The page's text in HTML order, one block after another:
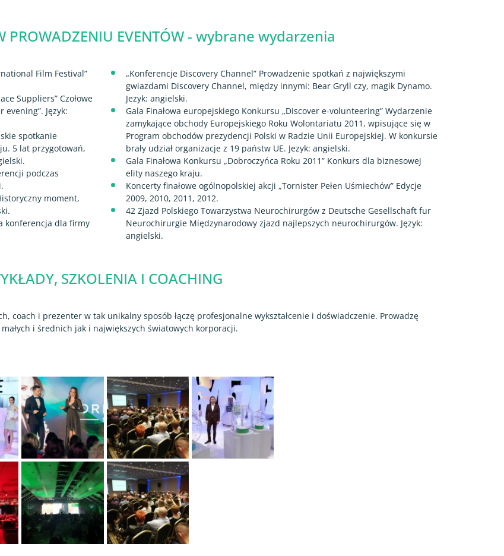
PROWADZENIU EVENTÓW - wybrane wydarzenia
Film Festival”
Suppliers” Czołowe
Język:
spotkanie
5 lat przygotowań,
podczas
moment,
konferencja dla firmy
„Konferencje Discovery Channel” Prowadzenie spotkań z największymi
gwiazdami Discovery Channel, między innymi: Bear Gryll czy, magik Dynamo.
Jezyk: angielski.
Gala Finałowa europejskiego Konkursu „Discover e-volunteering” Wydarzenie
zamykające obchody Europejskiego Roku Wolontariatu 2011, wpisujące się w
Program obchodów prezydencji Polski w Radzie Unii Europejskiej. W konkursie
brały udział organizacje z 19 państw UE. Jezyk: angielski.
Gala Finałowa Konkursu „Dobroczyńca Roku 2011” Konkurs dla biznesowej
elity naszego kraju.
Koncerty finałowe ogólnopolskiej akcji „Tornister Pełen Uśmiechów” Edycje
2009, 2010, 2011, 2012.
42 Zjazd Polskiego Towarzystwa Neurochirurgów z Deutsche Gesellschaft fur
Neurochirurgie Międzynarodowy zjazd najlepszych neurochirurgów. Język:
angielski.
SZKOLENIA I COACHING
coach i prezenter w tak unikalny sposób łączę profesjonalne wykształcenie i doświadczenie. Prowadzę
i średnich jak i największych światowych korporacji.